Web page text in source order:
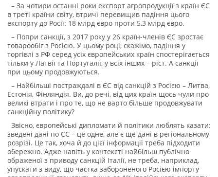
– За чотири останні роки експорт агропродукції з країн ЄС
в треті країни світу, втричі перевищив падіння цього
експорту до Росії: 18 млрд євро проти 5,3 млрд євро.
– Попри санкції, з 2017 року у 26 країн-членів ЄС зростає
товарообіг з Росією. У цьому році, скажімо, падіння у
торгівлі з РФ серед усіх європейських країн спостерігається
тільки у Латвії та Португалії, у всіх інших – ріст. А санкції
при цьому продовжуються.
– Найбільші постраждалі в ЄС від санкцій з Росією – Литва,
Естонія, Фінляндія. Ви, до речі, від цих країн щось чули про
великі втрати і про те, що не варто більше продовжувати
санкційну політику?
Звісно, європейські дипломати й політики люблять казати:
зведені дані по ЄС – це одне, але є ще дані в регіональному
розрізі. Це так, хоча й до цієї інформації треба підходити
обережно. Адже навіть у контексті найбільш публічно
ображеної з приводу санкцій Італії, не треба, наприклад,
упускати з виду, що частка забороненого Росією імпорту